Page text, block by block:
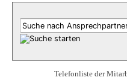
Telefonliste der